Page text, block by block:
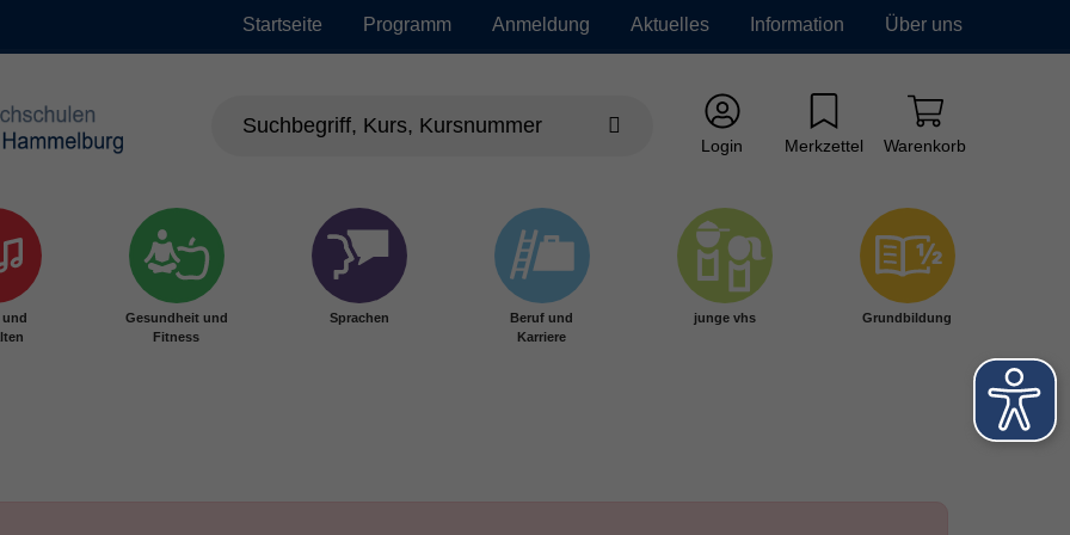
Startseite Programm Anmeldung Aktuelles Information Über uns
Login Merkzettel Warenkorb
Gesundheit und
Fitness
Sprachen
Beruf und
Karriere
junge vhs Grundbildung